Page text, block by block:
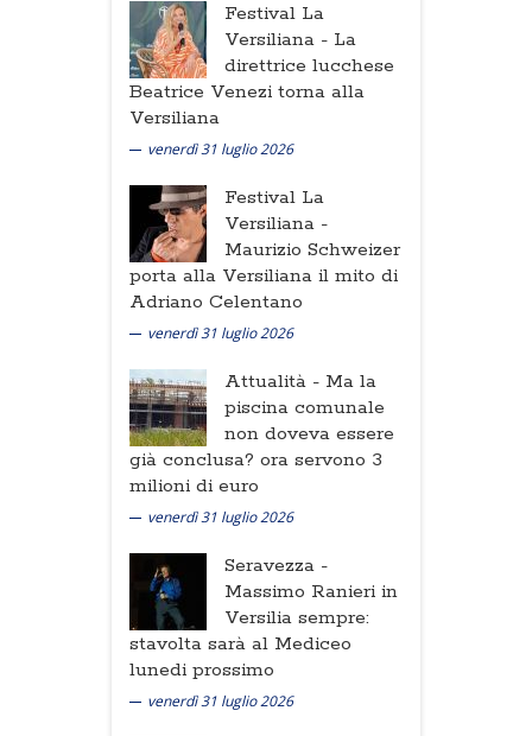
Festival La
Versiliana - La
direttrice lucchese
Beatrice Venezi torna alla
Versiliana
venerdì 31 luglio 2026
Festival La
Versiliana -
Maurizio Schweizer
porta alla Versiliana il mito di
Adriano Celentano
venerdì 31 luglio 2026
Attualità - Ma la
piscina comunale
non doveva essere
già conclusa? ora servono 3
milioni di euro
venerdì 31 luglio 2026
Seravezza -
Massimo Ranieri in
Versilia sempre:
stavolta sarà al Mediceo
lunedi prossimo
venerdì 31 luglio 2026